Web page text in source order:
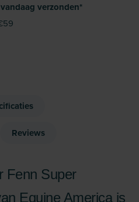
vandaag verzonden*
Reviews
Fenn Super
Equine America is